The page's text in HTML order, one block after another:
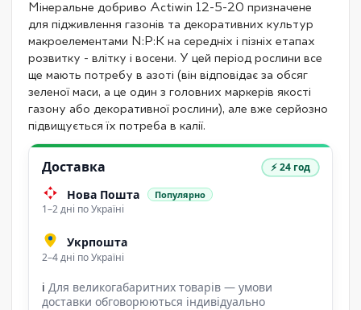
Мінеральне добриво Actiwin 12-5-20 призначене
для підживлення газонів та декоративних культур
макроелементами N:P:K на середніх і пізніх етапах
розвитку - влітку і восени. У цей період рослини все
ще мають потребу в азоті (він відповідає за обсяг
зеленої маси, а це один з головних маркерів якості
газону або декоративної рослини), але вже серйозно
підвищується їх потреба в калії.
Доставка ⚡ 24 год
Нова Пошта Популярно
1–2 дні по Україні
Укрпошта
2–4 дні по Україні
ℹ Для великогабаритних товарів — умови
доставки обговорюються індивідуально